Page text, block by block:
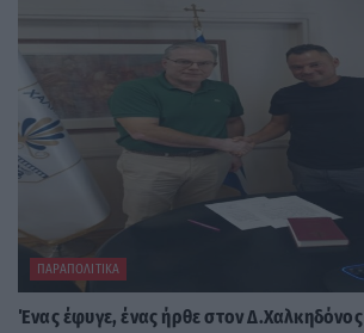
ΠΑΡΑΠΟΛΙΤΙΚΆ
Ένας έφυγε, ένας ήρθε στον Δ.Χαλκηδόνος